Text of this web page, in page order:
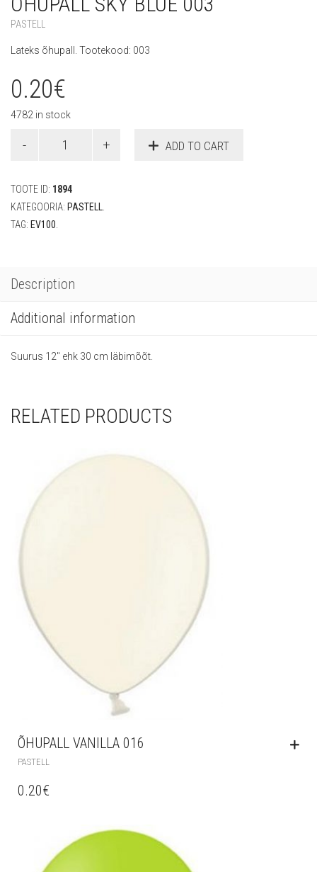
PASTELL
Lateks õhupall. Tootekood: 003
0.20€
4782 in stock
Sky
quantity
ADD TO CART
TOOTE ID: 1894
KATEGOORIA: PASTELL
TAG: EV100
Description
Additional information
Suurus 12″ ehk 30 cm läbimõõt.
RELATED PRODUCTS
ÕHUPALL VANILLA 016
PASTELL
0.20€